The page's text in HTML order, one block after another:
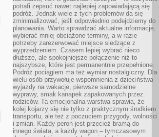
potrafi zepsuć nawet najlepiej zapowiadającą się
podróż. Jednak wiele z tych problemów da się
zminimalizować, jeśli odpowiednio podejdziemy do
planowania. Warto sprawdzać aktualne informacje,
wybierać mniej obciążone terminy, a w razie
potrzeby zarezerwować miejsce siedzące z
wyprzedzeniem. Czasem lepiej wybrać nieco
dłuższe, ale spokojniejsze połączenie niż to
najszybsze, które jest permanentnie przepełnione.
Podróż pociągiem ma też wymiar nostalgiczny. Dla
wielu osób przywołuje wspomnienia z dzieciństwa –
wyjazdy na wakacje, pierwsze samodzielne
wyprawy, smak kanapek zapakowanych przez
rodziców. Ta emocjonalna warstwa sprawia, że
kolej kojarzy się nie tylko z praktycznym środkiem
transportu, ale też z poczuciem przygody, wolności
i zmian. Każdy peron jest przecież bramą do
innego świata, a każdy wagon – tymczasowym